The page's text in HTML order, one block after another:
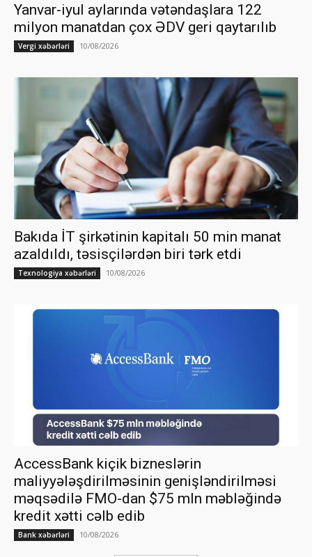
Yanvar-iyul aylarında vətəndaşlara 122
milyon manatdan çox ƏDV geri qaytarılıb
Vergi xəbərləri 10/08/2026
Bakıda İT şirkətinin kapitalı 50 min manat
azaldıldı, təsisçilərdən biri tərk etdi
Texnologiya xəbərləri 10/08/2026
AccessBank kiçik bizneslərin
maliyyələşdirilməsinin genişləndirilməsi
məqsədilə FMO-dan $75 mln məbləğində
kredit xətti cəlb edib
Bank xəbərləri 10/08/2026